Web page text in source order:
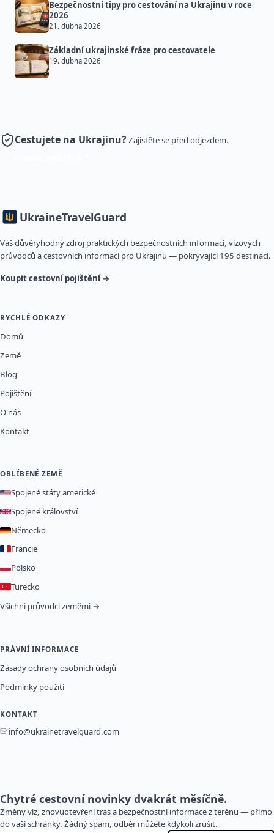
Bezpečnostní tipy pro cestování na Ukrajinu v roce
2026
21. dubna 2026
Základní ukrajinské fráze pro cestovatele
19. dubna 2026
Cestujete na Ukrajinu?Zajistěte se před odjezdem.
UkraineTravelGuard
Váš důvěryhodný zdroj praktických bezpečnostních informací, vízových
průvodců a cestovních informací pro Ukrajinu — pokrývající 195 destinací.
Koupit cestovní pojištění →
RYCHLÉ ODKAZY
Domů
Země
Blog
Pojištění
O nás
Kontakt
OBLÍBENÉ ZEMĚ
Spojené státy americké
Spojené království
Německo
Francie
Polsko
Turecko
Všichni průvodci zeměmi →
PRÁVNÍ INFORMACE
Zásady ochrany osobních údajů
Podmínky použití
KONTAKT
info@ukrainetravelguard.com
Chytré cestovní novinky dvakrát měsíčně.
Změny víz, znovuotevření tras a bezpečnostní informace z terénu — přímo
do vaší schránky. Žádný spam, odběr můžete kdykoli zrušit.